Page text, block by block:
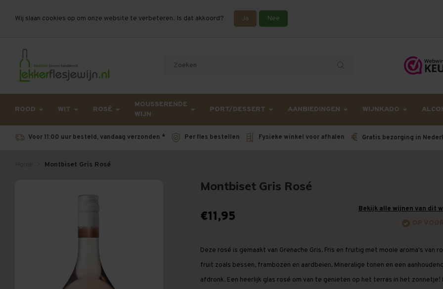
Wij slaan cookies op om onze website te verbeteren. Is dat akkoord? Ja
Nee
Let op, vanwege drukte bij PostNL kan uw bestelling langer onderweg zijn dan gebruikelijk - Bestellingen van het
ROOD WIT ROSÉ
MOUSSERENDE
WIJN
PORT/DESSERT AANBIEDINGEN WIJNKADO
Voor 11:00 uur besteld, vandaag verzonden * Per fles bestellen Fysieke winkel voor afhalen Gratis bezorging in
Montbiset Gris Rosé
Montbiset Gris Rosé
€11,95
Bekijk alle wijnen van dit
OP
Deze rosé is gemaakt van Grenache Gris. Fris en fruitig met mooie aroma's van
fruit zoals bessen, frambozen en aardbeien. Mineralige tonen en een
afdronk. Een heerlijk glas rosé om van te genieten op het terras in het zonnetje!